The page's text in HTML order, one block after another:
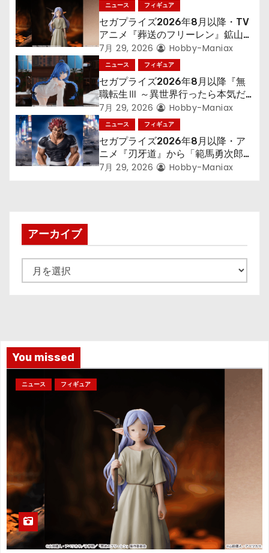
シ
ョ
ン
ニュース フィギュア
セガプライズ2026年8月以降・TV
アニメ『葬送のフリーレン』鉱山で
300年働くことになっっちゃった
「フリーレン」を立体化！
7月 29, 2026 Hobby-Maniax
ニュース フィギュア
セガプライズ2026年8月以降『無
職転生Ⅲ ～異世界行ったら本気だ
す～』から「ロキシー」のフィギュ
アが登場！
7月 29, 2026 Hobby-Maniax
ニュース フィギュア
セガプライズ2026年8月以降・ア
ニメ『刃牙道』から「範馬勇次郎」
が登場ッッ!!
7月 29, 2026 Hobby-Maniax
アーカイブ
ー
You missed
ニュース フィギュア